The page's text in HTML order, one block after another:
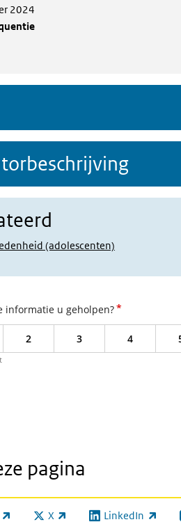
2024
(adolescenten)
informatie u geholpen?*
2 3 4
pagina
X LinkedIn